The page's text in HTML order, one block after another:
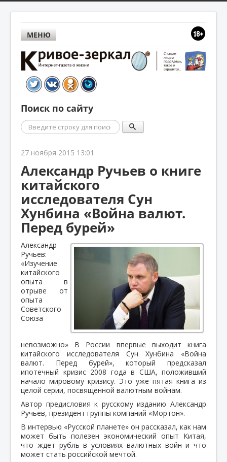
МЕНЮ
Поиск по сайту
Поиск
27 ноября 2015 13:01
Александр Ручьев о книге
китайского
исследователя Сун
Хунбина «Война валют.
Перед бурей»
Александр
Ручьев:
«Изучение
китайского
опыта в
отрыве от
опыта
Советского
Союза
невозможно» В России впервые выходит книга
китайского исследователя Сун Хунбина «Война
валют. Перед бурей», который предсказал
ипотечный кризис 2008 года в США, положивший
начало мировому кризису. Это уже пятая книга из
целой серии, посвященной валютным войнам.
Автор предисловия к русскому изданию Александр
Ручьев, президент группы компаний «Мортон».
В интервью «Русской планете» он рассказал, как нам
может быть полезен экономический опыт Китая,
что ждет рубль в условиях валютных войн и что
может стать российской мечтой.